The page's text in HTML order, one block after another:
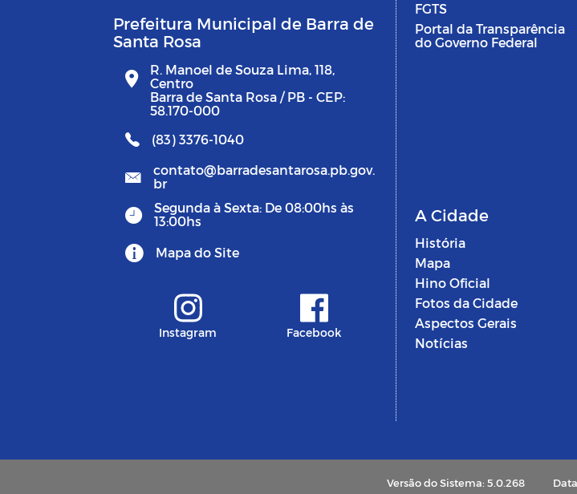
Prefeitura Municipal de Barra de
Santa Rosa
R. Manoel de Souza Lima, 118,
Centro
Barra de Santa Rosa / PB - CEP:
58.170-000
(83) 3376-1040
contato@barradesantarosa.pb.gov.
br
Segunda à Sexta: De 08:00hs às
13:00hs
Mapa do Site
Instagram Facebook
FGTS
Portal da Transparência
do Governo Federal
A Cidade
História
Mapa
Hino Oficial
Fotos da Cidade
Aspectos Gerais
Notícias
Versão do Sistema: 5.0.268